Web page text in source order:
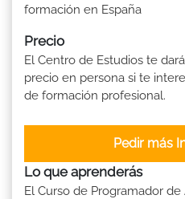
formación en España
Precio
El Centro de Estudios te
precio en persona si te
de formación profesional.
Pedir más
Lo que aprenderás
El Curso de Programador